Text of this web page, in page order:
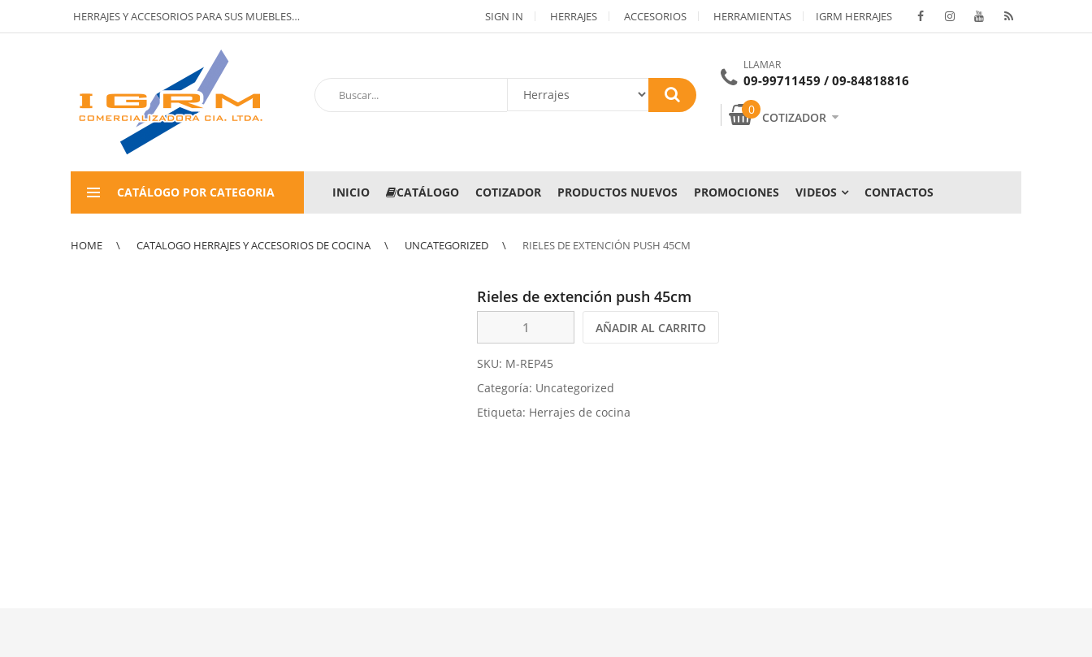
HERRAJES Y ACCESORIOS PARA SUS MUEBLES… SIGN IN HERRAJES ACCESORIOS HERRAMIENTAS IGRM HERRAJES
LLAMAR
09-99711459 / 09-84818816
0
COTIZADOR
CATÁLOGO POR CATEGORIA INICIO CATÁLOGO COTIZADOR PRODUCTOS NUEVOS PROMOCIONES VIDEOS CONTACTOS
HOME CATALOGO HERRAJES Y ACCESORIOS DE COCINA UNCATEGORIZED RIELES DE EXTENCIÓN PUSH 45CM
Rieles de extención push 45cm
AÑADIR AL CARRITO
SKU: M-REP45
Categoría: Uncategorized
Etiqueta: Herrajes de cocina